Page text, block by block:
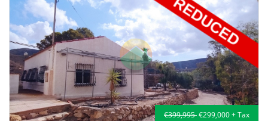
€399,995€299,000 + Tax